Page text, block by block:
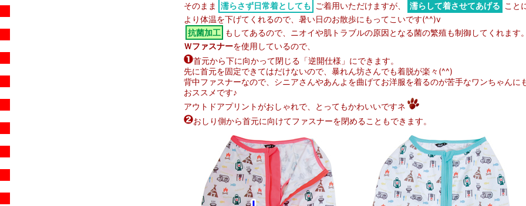
そのまま 濡らさず日常着としても ご着用いただけますが、 濡らして着させてあげる こと
より体温を下げてくれるので、暑い日のお散歩にもってこいです(^^)v
抗菌加工 もしてあるので、ニオイや肌トラブルの原因となる菌の繁殖も制御してくれます
Ｗファスナーを使用しているので、
首元から下に向かって閉じる「逆開仕様」にできます。
先に首元を固定できてはだけないので、暴れん坊さんでも着脱が楽々(^^)
背中ファスナーなので、シニアさんやあんよを曲げてお洋服を着るのが苦手なワンちゃんに
おススメです♪
アウトドアプリントがおしゃれで、とってもかわいいですネ
おしり側から首元に向けてファスナーを閉めることもできます。